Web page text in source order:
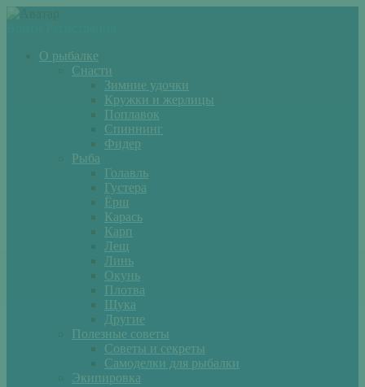
О рыбалке
Снасти
Зимние удочки
Кружки и жерлицы
Поплавок
Спиннинг
Фидер
Рыба
Голавль
Густера
Ёрш
Карась
Карп
Лещ
Линь
Окунь
Плотва
Щука
Другие
Полезные советы
Советы и секреты
Самоделки для рыбалки
Экипировка